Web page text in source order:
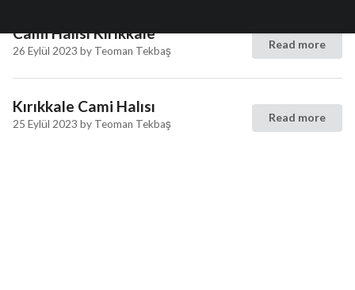
Cami Halısı Kırıkkale
26 Eylül 2023 by Teoman Tekbaş Read more
Kırıkkale Cami Halısı
25 Eylül 2023 by Teoman Tekbaş Read more